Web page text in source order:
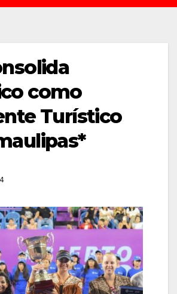
como
Turístico